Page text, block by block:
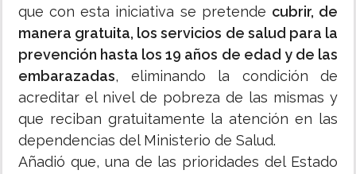
que con esta iniciativa se pretende cubrir, de
manera gratuita, los servicios de salud para la
prevención hasta los 19 años de edad y de las
embarazadas, eliminando la condición de
acreditar el nivel de pobreza de las mismas y
que reciban gratuitamente la atención en las
dependencias del Ministerio de Salud.
Añadió que, una de las prioridades del Estado